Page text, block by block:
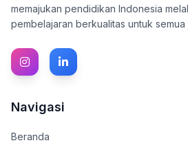
memajukan pendidikan Indonesia
pembelajaran berkualitas untuk semua
Navigasi
Beranda